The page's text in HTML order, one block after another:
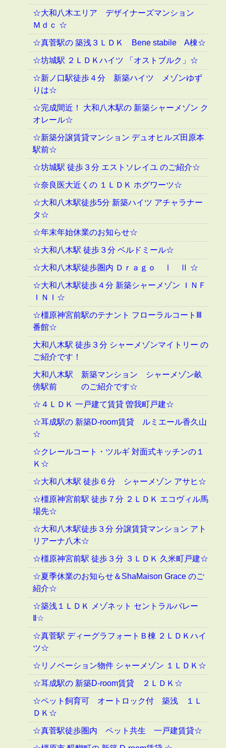
☆大和八木エリア デザイナーズマンション
Ｍｄｃ ☆
☆真菅駅の 築浅３ＬＤＫ Bene stabile A棟☆
☆坊城駅 ２ＬＤＫハイツ 「オストブルク」☆
☆新ノ口駅徒歩４分 新築ハイツ メゾンゆず
りは☆
☆完成間近！ 大和八木駅の 新築シャーメゾン ク
オレール☆
☆新築分譲賃貸マンション デュオヒルズ田原本
駅前☆
☆坊城駅 徒歩３分 エストソレイユ のご紹介☆
☆奈良医大近くの １ＬＤＫ ホグワーツ☆
☆大和八木駅徒歩5分 新築ハイツ アチャラナー
タ☆
☆年末年始休業のお知らせ☆
☆大和八木駅 徒歩３分 ベルドミール☆
☆大和八木駅徒歩圏内 Ｄｒａｇｏ Ⅰ Ⅱ ☆
☆大和八木駅徒歩４分 新築シャーメゾン ＩＮＦ
ＩＮＩ☆
☆橿原神宮前駅のテナント フローラルコートⅢ
番館☆
大和八木駅 徒歩３分 シャーメゾンマイトリー の
ご紹介です！
大和八木駅 新築マンション シャーメゾン畝
傍駅前 のご紹介です☆
☆４ＬＤＫ 一戸建て賃貸 曽我町戸建☆
☆耳成駅の 新築D-room賃貸 ルミエール香久山
☆
☆クレールコート・ツルギ 対面式キッチンの１
Ｋ☆
☆大和八木駅 徒歩６分 シャーメゾン アサヒ☆
☆橿原神宮前駅 徒歩７分 ２ＬＤＫ エコヴィル馬
場先☆
☆大和八木駅徒歩３分 分譲賃貸マンション アト
リアーナ八木☆
☆橿原神宮前駅 徒歩３分 ３ＬＤＫ 久米町戸建☆
☆夏季休業のお知らせ＆ShaMaison Grace のご
紹介☆
☆築浅１ＬＤＫ メゾネット セントラルバレー
Ⅱ☆
☆真菅駅 ディーグラフォートＢ棟 ２ＬＤＫハイ
ツ☆
☆リノベーション物件 シャーメゾン １ＬＤＫ☆
☆耳成駅の 新築D-room賃貸 ２ＬＤＫ☆
☆ペット飼育可 オートロック付 築浅 １Ｌ
ＤＫ☆
☆真菅駅徒歩圏内 ペット共生 一戸建賃貸☆